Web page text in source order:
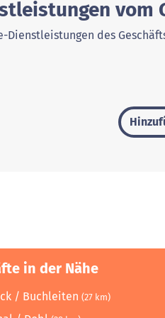
vom
Dienstleistungen des
in der Nähe
/ Buchleiten (27 km)